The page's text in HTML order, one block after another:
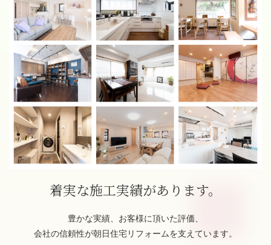
着実な施工実績があります。
豊かな実績、お客様に頂いた評価、
会社の信頼性が朝日住宅リフォームを支えています。